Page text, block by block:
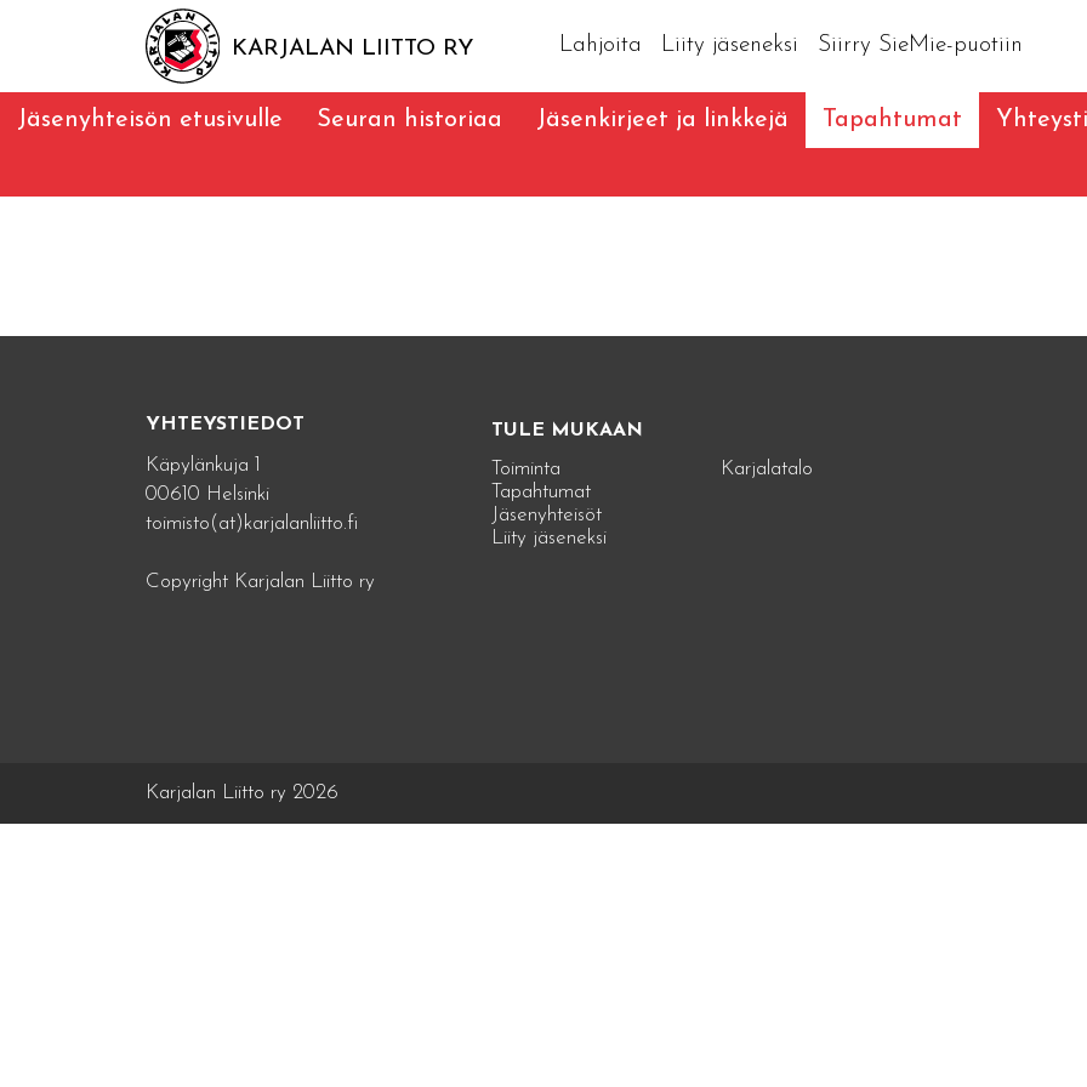
KARJALAN LIITTO RY Lahjoita Liity jäseneksi Siirry SieMie-puotiin
Jäsenyhteisön etusivulle Seuran historiaa Jäsenkirjeet ja linkkejä Tapahtumat
YHTEYSTIEDOT
Käpylänkuja 1
00610 Helsinki
toimisto(at)karjalanliitto.fi
Copyright Karjalan Liitto ry
TULE MUKAAN
Toiminta
Tapahtumat
Jäsenyhteisöt
Liity jäseneksi
Karjalatalo
Karjalan Liitto ry 2026